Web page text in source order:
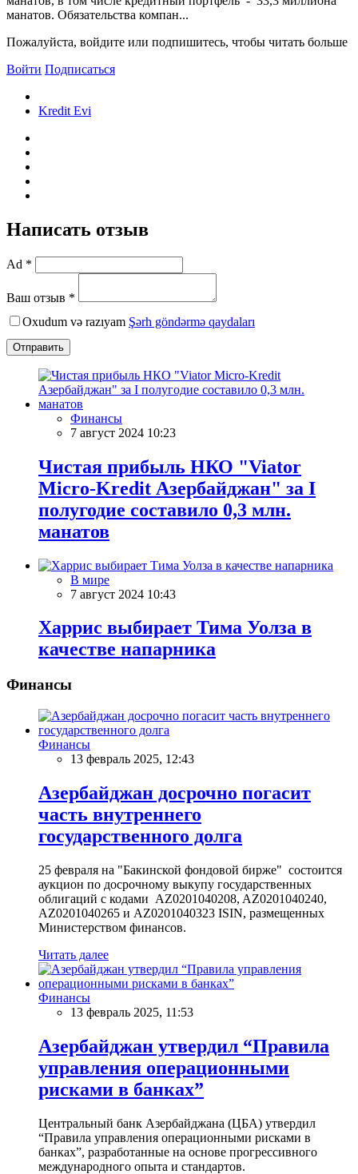
манатов. Обязательства компан...
Пожалуйста, войдите или подпишитесь, чтобы читать больше
Войти Подписаться
Kredit Evi
Написать отзыв
Ad *
Ваш отзыв *
Oxudum və razıyam Şərh göndərmə qaydaları
Отправить
Финансы
7 август 2024 10:23
Чистая прибыль НКО "Viator
Micro-Kredit Азербайджан" за I
полугодие составило 0,3 млн.
манатов
В мире
7 август 2024 10:43
Харрис выбирает Тима Уолза в
качестве напарника
Финансы
Финансы
13 февраль 2025, 12:43
Азербайджан досрочно погасит
часть внутреннего
государственного долга
25 февраля на "Бакинской фондовой бирже" состоится
аукцион по досрочному выкупу государственных
облигаций с кодами AZ0201040208, AZ0201040240,
AZ0201040265 и AZ0201040323 ISIN, размещенных
Министерством финансов.
Читать далее
Финансы
13 февраль 2025, 11:53
Азербайджан утвердил “Правила
управления операционными
рисками в банках”
Центральный банк Азербайджана (ЦБА) утвердил
“Правила управления операционными рисками в
банках”, разработанные на основе прогрессивного
международного опыта и стандартов.